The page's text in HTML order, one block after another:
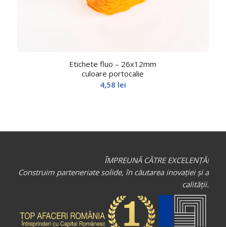
Etichete fluo – 26x12mm
culoare portocalie
4,58 lei
ÎMPREUNĂ CĂTRE EXCELENȚĂ!
Construim parteneriate solide, în căutarea inovației și a
calității.